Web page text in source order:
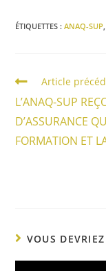
ÉTIQUETTES :ANAQ-SUP
Article
L’ANAQ-SUP
D’ASSURANCE
FORMATION ET
VOUS